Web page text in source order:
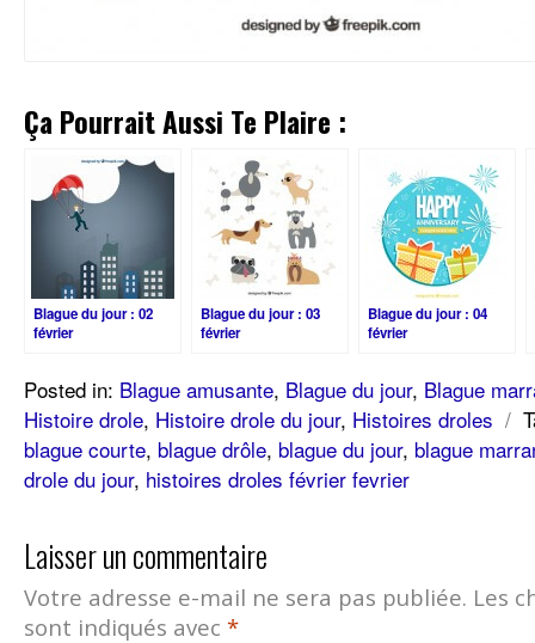
Ça Pourrait Aussi Te Plaire :
Blague du jour : 02
février
Blague du jour : 03
février
Blague du jour : 04
février
Posted in: Blague amusante, Blague du jour, Blague
Histoire drole, Histoire drole du jour, Histoires droles /
blague courte, blague drôle, blague du jour, blague
drole du jour, histoires droles février fevrier
Laisser un commentaire
Votre adresse e-mail ne sera pas publiée. Les
sont indiqués avec *